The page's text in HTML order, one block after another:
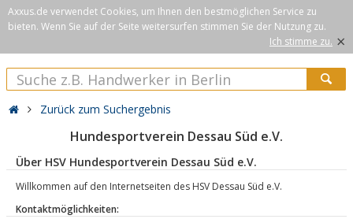
Axxus.de verwendet Cookies, um Ihnen den bestmöglichen Service zu
bieten. Wenn Sie auf der Seite weitersurfen stimmen Sie der Nutzung zu.
Ich stimme zu. ×
Zurück zum Suchergebnis
Hundesportverein Dessau Süd e.V.
Über HSV Hundesportverein Dessau Süd e.V.
Willkommen auf den Internetseiten des HSV Dessau Süd e.V.
Kontaktmöglichkeiten: